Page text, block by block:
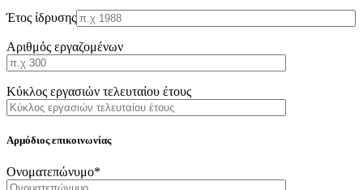
Έτος ίδρυσης
Αριθμός εργαζομένων
Κύκλος εργασιών τελευταίου έτους
Αρμόδιος επικοινωνίας
Oνοματεπώνυμο*